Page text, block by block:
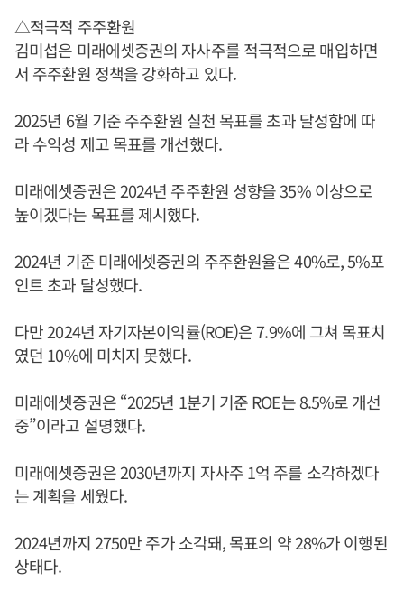
△적극적 주주환원
김미섭은 미래에셋증권의 자사주를 적극적으로 매입하면
서 주주환원 정책을 강화하고 있다.
2025년 6월 기준 주주환원 실천 목표를 초과 달성함에 따
라 수익성 제고 목표를 개선했다.
미래에셋증권은 2024년 주주환원 성향을 35% 이상으로
높이겠다는 목표를 제시했다.
2024년 기준 미래에셋증권의 주주환원율은 40%로, 5%포
인트 초과 달성했다.
다만 2024년 자기자본이익률(ROE)은 7.9%에 그쳐 목표치
였던 10%에 미치지 못했다.
미래에셋증권은 “2025년 1분기 기준 ROE는 8.5%로 개선
중”이라고 설명했다.
미래에셋증권은 2030년까지 자사주 1억 주를 소각하겠다
는 계획을 세웠다.
2024년까지 2750만 주가 소각돼, 목표의 약 28%가 이행된
상태다.